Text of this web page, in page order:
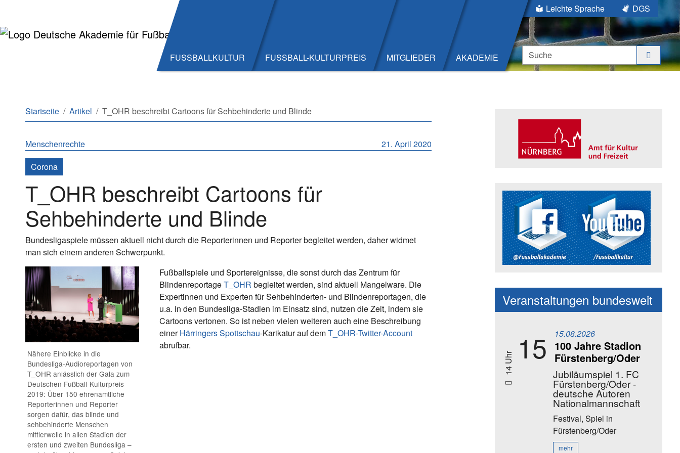
FUSSBALLKULTUR FUSSBALL-KULTURPREIS MITGLIEDER AKADEMIE
Leichte Sprache
DGS
Suche
Sie sind hier:
Startseite Artikel T_OHR beschreibt Cartoons für Sehbehinderte und Blinde
21. April 2020
Menschenrechte
Corona
T_OHR beschreibt Cartoons für
Sehbehinderte und Blinde
Bundesligaspiele müssen aktuell nicht durch die Reporterinnen und Reporter begleitet werden, daher widmet
man sich einem anderen Schwerpunkt.
Nähere Einblicke in die
Bundesliga-Audioreportagen von
T_OHR anlässlich der Gala zum
Deutschen Fußball-Kulturpreis
2019: Über 150 ehrenamtliche
Reporterinnen und Reporter
sorgen dafür, das blinde und
sehbehinderte Menschen
mittlerweile in allen Stadien der
ersten und zweiten Bundesliga –
Fußballspiele und Sportereignisse, die sonst durch das Zentrum für
BlindenreportageT_OHR begleitet werden, sind aktuell Mangelware. Die
Expertinnen und Experten für Sehbehinderten- und Blindenreportagen, die
u.a. in den Bundesliga-Stadien im Einsatz sind, nutzen die Zeit, indem sie
Cartoons vertonen. So ist neben vielen weiteren auch eine Beschreibung
einerHärringers Spottschau-Karikatur auf demT_OHR-Twitter-Account
abrufbar.
Social Media Kanäle der
Veranstaltungen bundesweit
14 Uhr 15 15.08.2026
100 Jahre Stadion
Fürstenberg/Oder
Jubiläumspiel 1. FC
Fürstenberg/Oder -
deutsche Autoren
Nationalmannschaft
Festival, Spiel in
Fürstenberg/Oder
mehr